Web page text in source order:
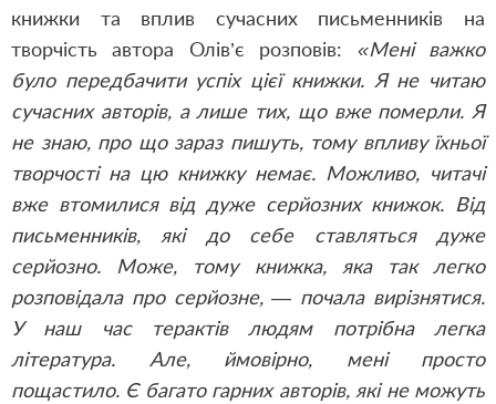
книжки та вплив сучасних письменників на
творчість автора Олів’є розповів: «Мені важко
було передбачити успіх цієї книжки. Я не читаю
сучасних авторів, а лише тих, що вже померли. Я
не знаю, про що зараз пишуть, тому впливу їхньої
творчості на цю книжку немає. Можливо, читачі
вже втомилися від дуже серйозних книжок. Від
письменників, які до себе ставляться дуже
серйозно. Може, тому книжка, яка так легко
розповідала про серйозне, — почала вирізнятися.
У наш час терактів людям потрібна легка
література. Але, ймовірно, мені просто
пощастило. Є багато гарних авторів, які не можуть